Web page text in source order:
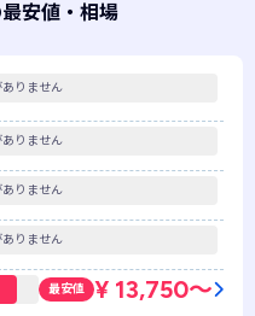
安値・相場
りません
りません
りません
りません
最安値 ¥ 13,750〜